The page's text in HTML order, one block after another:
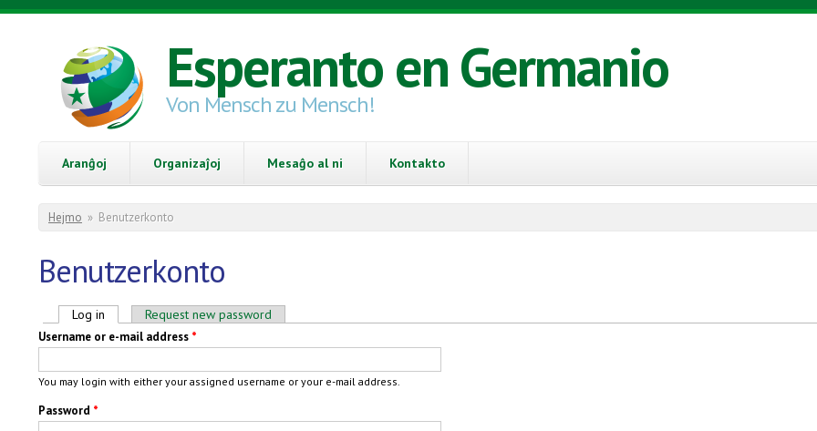
Skip to main content
Esperanto en Germanio
Von Mensch zu Mensch!
Aranĝoj Organizaĵoj Mesaĝo al ni Kontakto
You are here
Hejmo » Benutzerkonto
Benutzerkonto
Primary tabs
Log in (active tab)Request new password
Username or e-mail address *
You may login with either your assigned username or your e-mail address.
Password *